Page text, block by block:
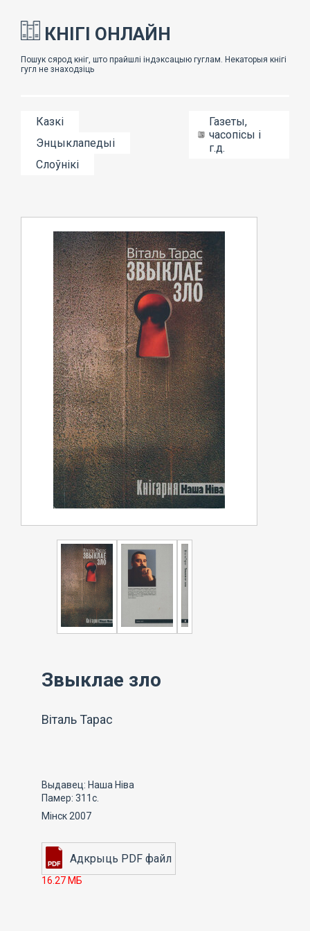
КНІГІ ОНЛАЙН
Казкі
Энцыклапедыі
Слоўнікі
Газеты,
часопісы і
г.д.
Звыклае зло
Віталь Тарас
Выдавец: Наша Ніва
Памер: 311с.
Мінск 2007
16.27 МБ